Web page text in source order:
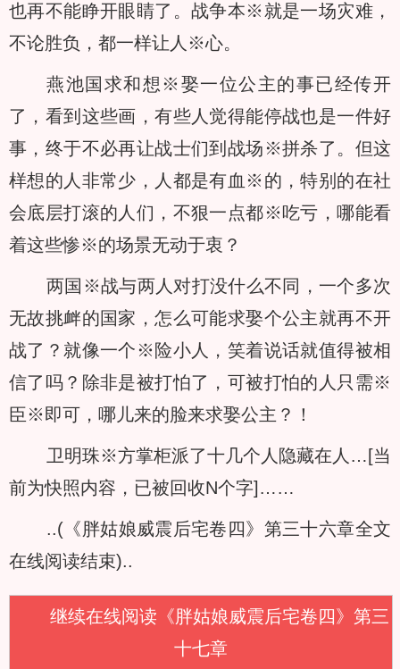
也再不能睁开眼睛了。战争本※就是一场灾难，
不论胜负，都一样让人※心。
燕池国求和想※娶一位公主的事已经传开
了，看到这些画，有些人觉得能停战也是一件好
事，终于不必再让战士们到战场※拼杀了。但这
样想的人非常少，人都是有血※的，特别的在社
会底层打滚的人们，不狠一点都※吃亏，哪能看
着这些惨※的场景无动于衷？
两国※战与两人对打没什么不同，一个多次
无故挑衅的国家，怎么可能求娶个公主就再不开
战了？就像一个※险小人，笑着说话就值得被相
信了吗？除非是被打怕了，可被打怕的人只需※
臣※即可，哪儿来的脸来求娶公主？！
卫明珠※方掌柜派了十几个人隐藏在人…[当
前为快照内容，已被回收N个字]……
..(《胖姑娘威震后宅卷四》第三十六章全文
在线阅读结束)..
继续在线阅读《胖姑娘威震后宅卷四》第三
十七章